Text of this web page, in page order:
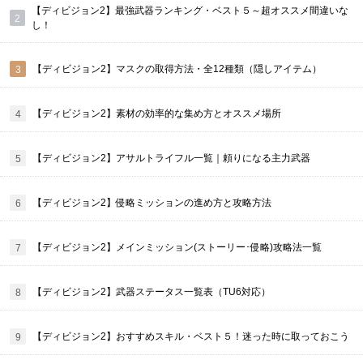
【ディビジョン2】最強武器ランキング・ベスト５～超オススメ間違いな
し！
【ディビジョン2】マスクの取得方法・全12種類（隠しアイテム）
【ディビジョン2】素材の効率的な集め方とオススメ場所
【ディビジョン2】アサルトライフル一覧｜頼りになる主力武器
【ディビジョン2】侵略ミッションの進め方と攻略方法
【ディビジョン2】メインミッション(ストーリー･侵略)攻略法一覧
【ディビジョン2】武器ステータス一覧表（TU6対応）
【ディビジョン2】おすすめスキル・ベスト５！迷った時に取っておこう